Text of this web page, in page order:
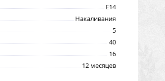
E14
Накаливания
5
40
16
12 месяцев